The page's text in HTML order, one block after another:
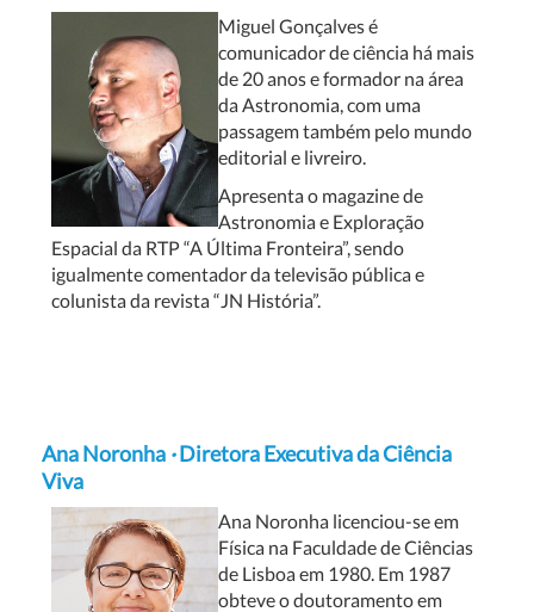
Miguel Gonçalves é
comunicador de ciência há mais
de 20 anos e formador na área
da Astronomia, com uma
passagem também pelo mundo
editorial e livreiro.
Apresenta o magazine de
Astronomia e Exploração
Espacial da RTP “A Última Fronteira”, sendo
igualmente comentador da televisão pública e
colunista da revista “JN História”.
Ana Noronha ·Diretora Executiva da Ciência
Viva
Ana Noronha licenciou-se em
Física na Faculdade de Ciências
de Lisboa em 1980. Em 1987
obteve o doutoramento em